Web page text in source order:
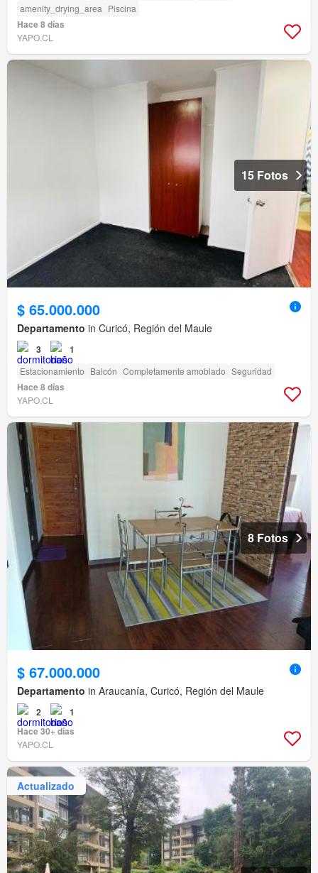
amenity_drying_area Piscina
Hace 8 días
YAPO.CL
15 Fotos
$ 65.000.000
Departamento in Curicó, Región del Maule
3 1
Estacionamiento Balcón Completamente amoblado Seguridad
Hace 8 días
YAPO.CL
8 Fotos
$ 67.000.000
Departamento in Araucanía, Curicó, Región del Maule
2
1
Hace 30+ días
YAPO.CL
Actualizado